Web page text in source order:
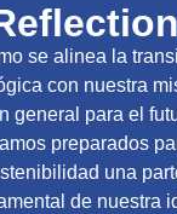
se alinea la
con nuestra
general para el
preparados
una
de nuestra